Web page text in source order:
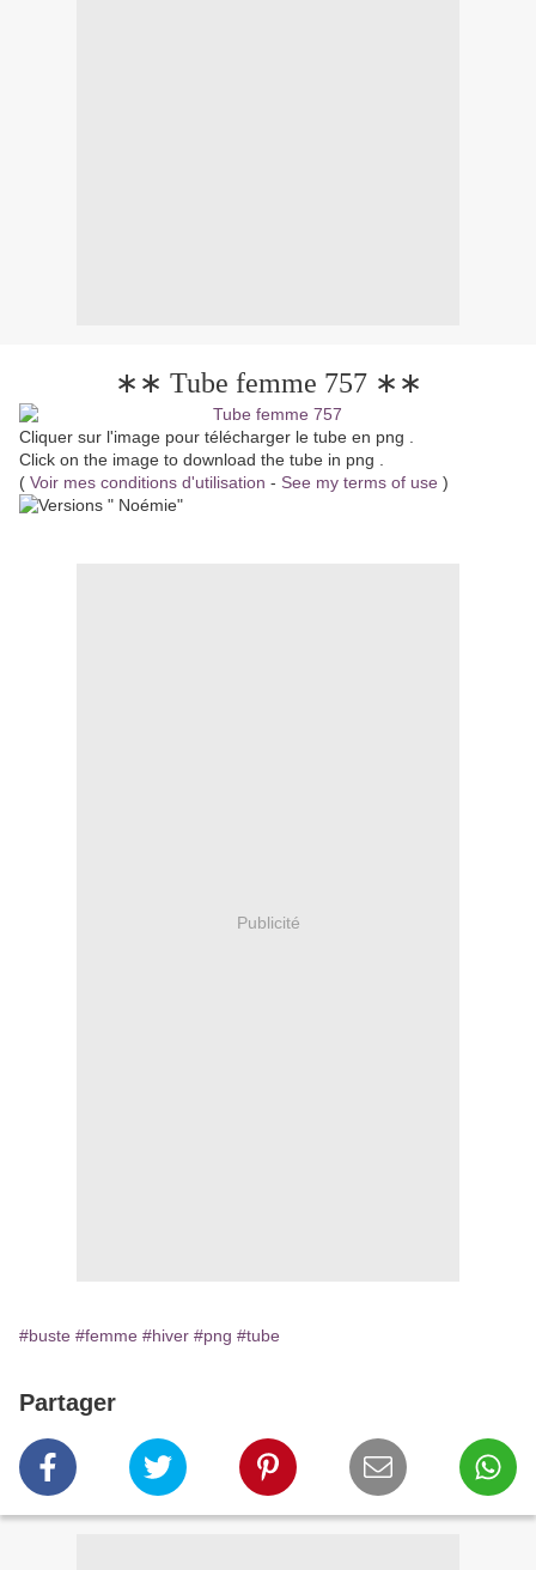
∗∗ Tube femme 757 ∗∗
Cliquer sur l'image pour télécharger le tube en png .
Click on the image to download the tube in png .
( Voir mes conditions d'utilisation - See my terms of use )
Publicité
#buste #femme #hiver #png #tube
Partager